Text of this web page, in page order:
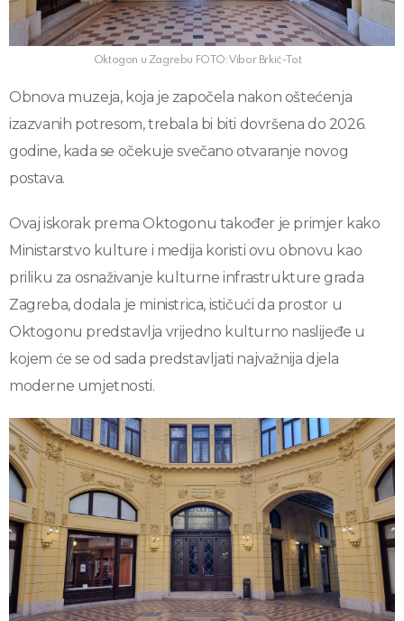
Oktogon u Zagrebu FOTO: Vibor Brkić-Tot
Obnova muzeja, koja je započela nakon oštećenja
izazvanih potresom, trebala bi biti dovršena do 2026.
godine, kada se očekuje svečano otvaranje novog
postava.
Ovaj iskorak prema Oktogonu također je primjer kako
Ministarstvo kulture i medija koristi ovu obnovu kao
priliku za osnaživanje kulturne infrastrukture grada
Zagreba, dodala je ministrica, ističući da prostor u
Oktogonu predstavlja vrijedno kulturno naslijeđe u
kojem će se od sada predstavljati najvažnija djela
moderne umjetnosti.